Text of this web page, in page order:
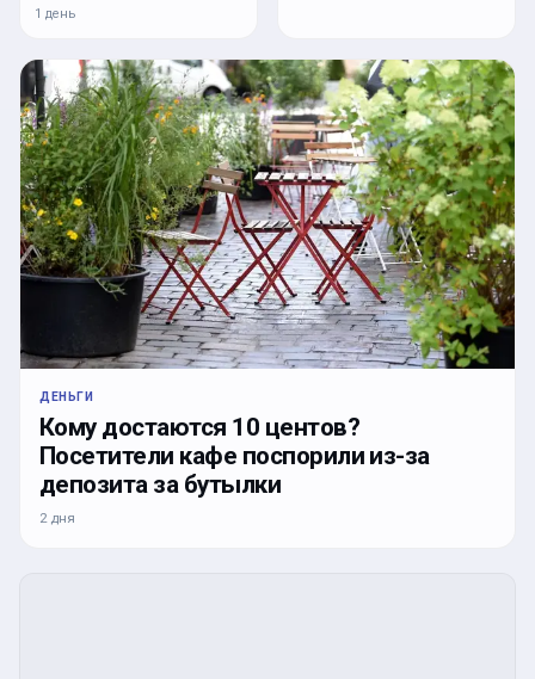
1 день
ДЕНЬГИ
Кому достаются 10 центов?
Посетители кафе поспорили из-за
депозита за бутылки
2 дня